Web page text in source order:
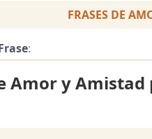
FRASES DE
:
Amor y